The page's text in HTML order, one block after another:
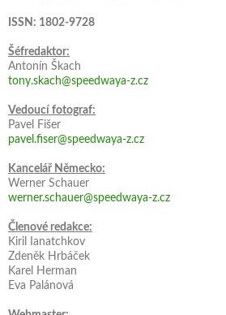
ISSN: 1802-9728
Šéfredaktor:
Antonín Škach
tony.skach@speedwaya-z.cz
Vedoucí fotograf:
Pavel Fišer
pavel.fiser@speedwaya-z.cz
Kancelář Německo:
Werner Schauer
werner.schauer@speedwaya-z.cz
Členové redakce:
Kiril Ianatchkov
Zdeněk Hrbáček
Karel Herman
Eva Palánová